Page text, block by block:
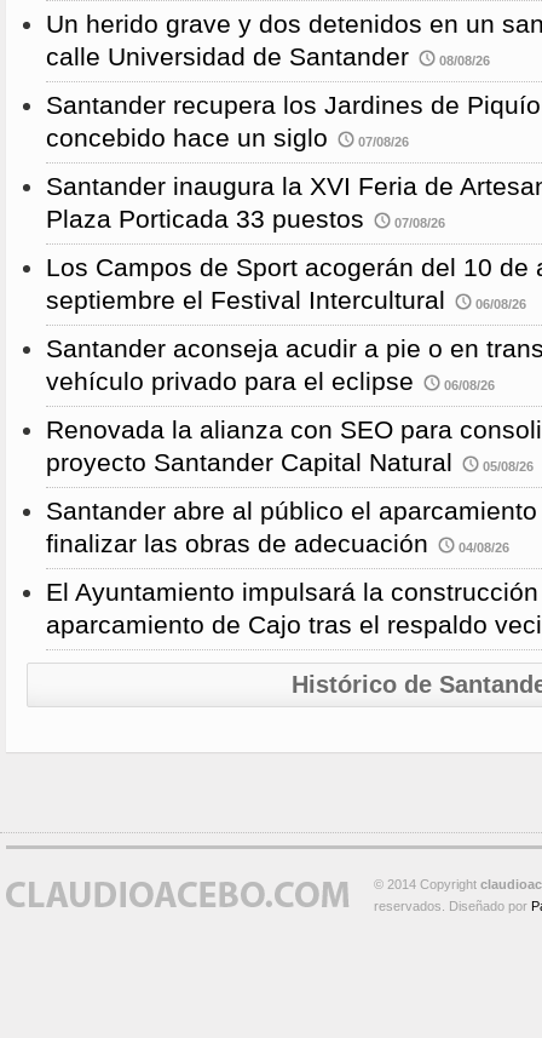
Un herido grave y dos detenidos en un
calle Universidad de Santander
08/08/26
Santander recupera los Jardines de
concebido hace un siglo
07/08/26
Santander inaugura la XVI Feria de
Plaza Porticada 33 puestos
07/08/26
Los Campos de Sport acogerán del 10 de
septiembre el Festival Intercultural
06/08/26
Santander aconseja acudir a pie o en
vehículo privado para el eclipse
06/08/26
Renovada la alianza con SEO para
proyecto Santander Capital Natural
05/08/26
Santander abre al público el
finalizar las obras de adecuación
04/08/26
El Ayuntamiento impulsará la
aparcamiento de Cajo tras el respaldo
Histórico de
© 2014 Copyright
reservados. Diseñado por